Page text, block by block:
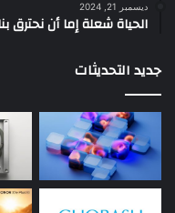
ديسمبر 21, 2024
الحياة شعلة إما أن
جديد التحديثات